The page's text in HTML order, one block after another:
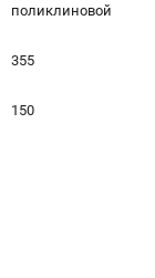
поликлиновой
355
150